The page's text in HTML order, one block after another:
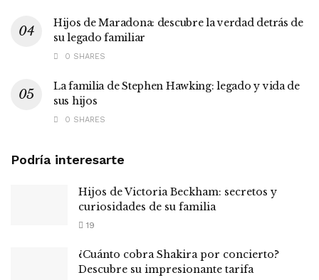
Hijos de Maradona: descubre la verdad detrás de
su legado familiar
0 SHARES
La familia de Stephen Hawking: legado y vida de
sus hijos
0 SHARES
Podría interesarte
Hijos de Victoria Beckham: secretos y
curiosidades de su familia
19
¿Cuánto cobra Shakira por concierto?
Descubre su impresionante tarifa